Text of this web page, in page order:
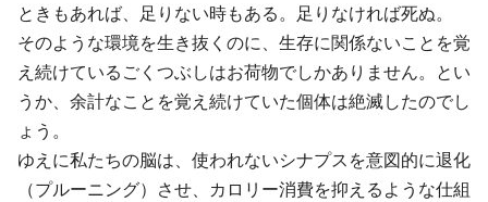
ときもあれば、足りない時もある。足りなければ死ぬ。
そのような環境を生き抜くのに、生存に関係ないことを覚
え続けているごくつぶしはお荷物でしかありません。とい
うか、余計なことを覚え続けていた個体は絶滅したのでし
ょう。
ゆえに私たちの脳は、使われないシナプスを意図的に退化
（プルーニング）させ、カロリー消費を抑えるような仕組